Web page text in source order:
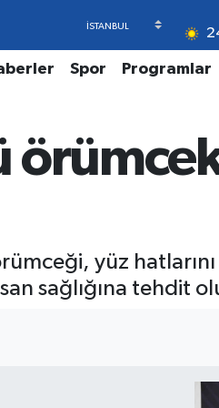
Spor Programlar
yüz
sağlığına tehdit